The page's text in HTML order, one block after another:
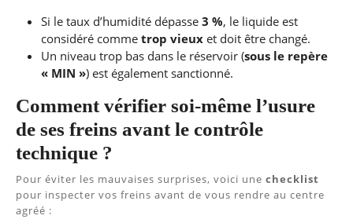
Si le taux d’humidité dépasse 3 %, le liquide est
considéré comme trop vieux et doit être changé.
Un niveau trop bas dans le réservoir (sous le repère
« MIN ») est également sanctionné.
Comment vérifier soi-même l’usure
de ses freins avant le contrôle
technique ?
Pour éviter les mauvaises surprises, voici une checklist
pour inspecter vos freins avant de vous rendre au centre
agréé :